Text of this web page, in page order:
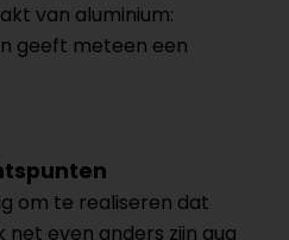
van aluminium:
geeft meteen een
om te realiseren dat
net even anders zijn qua